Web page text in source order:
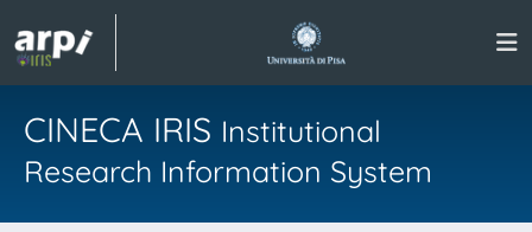
CINECA IRIS Institutional
Research Information System